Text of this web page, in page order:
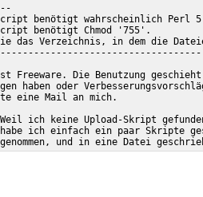
--
benötigt wahrscheinlich Perl
benötigt Chmod '755'.
das Verzeichnis, in dem die
Freeware. Die Benutzung
haben oder
eine Mail an mich.
ich keine Upload-Skript
ich einfach ein paar Skripte